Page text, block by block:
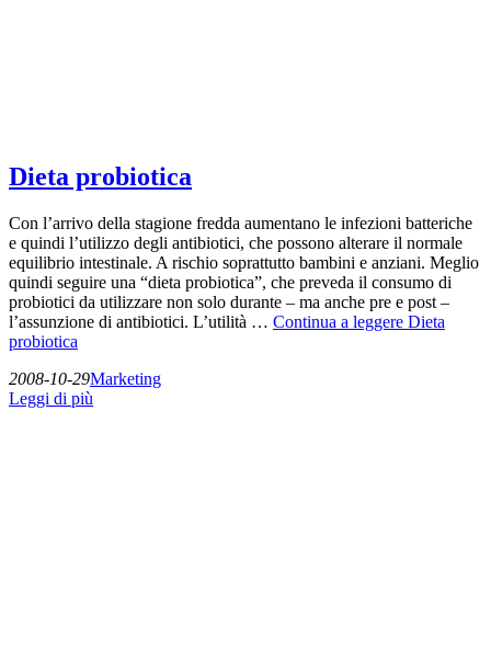
Dieta probiotica
Con l’arrivo della stagione fredda aumentano le infezioni batteriche
e quindi l’utilizzo degli antibiotici, che possono alterare il normale
equilibrio intestinale. A rischio soprattutto bambini e anziani. Meglio
quindi seguire una “dieta probiotica”, che preveda il consumo di
probiotici da utilizzare non solo durante – ma anche pre e post –
l’assunzione di antibiotici. L’utilità … Continua a leggere Dieta
probiotica
2008-10-29Marketing
Leggi di più